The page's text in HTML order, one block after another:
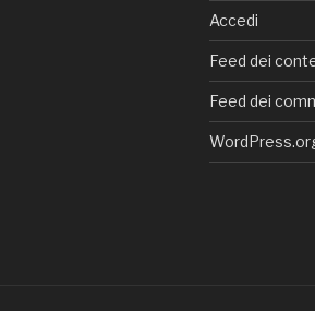
Accedi
Feed dei
Feed dei